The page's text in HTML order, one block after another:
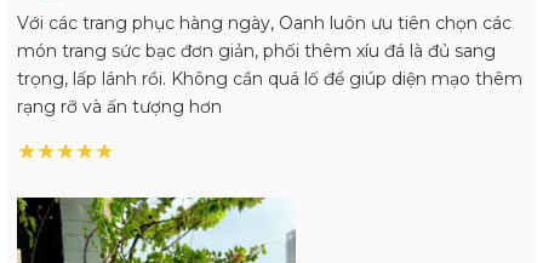
Với các trang phục hàng ngày, Oanh luôn ưu tiên chọn các
món trang sức bạc đơn giản, phối thêm xíu đá là đủ sang
trọng, lấp lánh rồi. Không cần quá lố để giúp diện mạo thêm
rạng rỡ và ấn tượng hơn
★★★★★